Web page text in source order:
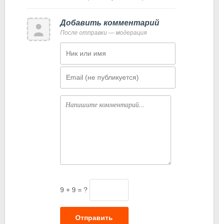
Добавить комментарий
После отправки — модерация
Комментарий
9 + 9 = ?
Отправить